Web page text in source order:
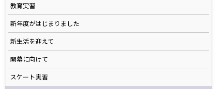
教育実習
新年度がはじまりました
新生活を迎えて
開幕に向けて
スケート実習